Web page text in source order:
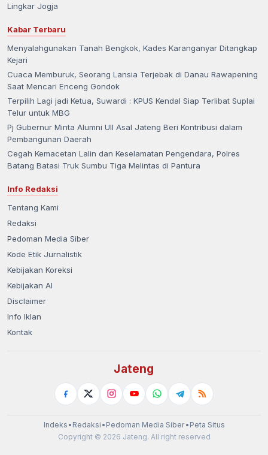
Lingkar Jogja
Kabar Terbaru
Menyalahgunakan Tanah Bengkok, Kades Karanganyar Ditangkap
Kejari
Cuaca Memburuk, Seorang Lansia Terjebak di Danau Rawapening
Saat Mencari Enceng Gondok
Terpilih Lagi jadi Ketua, Suwardi : KPUS Kendal Siap Terlibat Suplai
Telur untuk MBG
Pj Gubernur Minta Alumni UII Asal Jateng Beri Kontribusi dalam
Pembangunan Daerah
Cegah Kemacetan Lalin dan Keselamatan Pengendara, Polres
Batang Batasi Truk Sumbu Tiga Melintas di Pantura
Info Redaksi
Tentang Kami
Redaksi
Pedoman Media Siber
Kode Etik Jurnalistik
Kebijakan Koreksi
Kebijakan AI
Disclaimer
Info Iklan
Kontak
Jateng
Indeks • Redaksi • Pedoman Media Siber• Peta Situs
Copyright © 2026 Jateng. All right reserved